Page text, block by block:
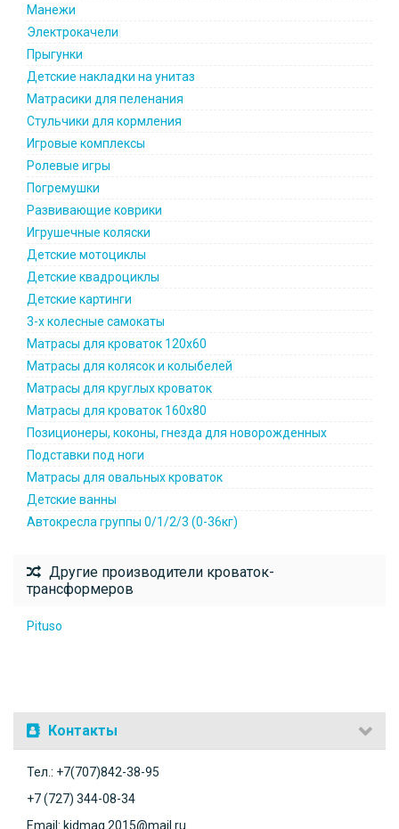
Манежи
Электрокачели
Прыгунки
Детские накладки на унитаз
Матрасики для пеленания
Стульчики для кормления
Игровые комплексы
Ролевые игры
Погремушки
Развивающие коврики
Игрушечные коляски
Детские мотоциклы
Детские квадроциклы
Детские картинги
3-х колесные самокаты
Матрасы для кроваток 120х60
Матрасы для колясок и колыбелей
Матрасы для круглых кроваток
Матрасы для кроваток 160х80
Позиционеры, коконы, гнезда для новорожденных
Подставки под ноги
Матрасы для овальных кроваток
Детские ванны
Автокресла группы 0/1/2/3 (0-36кг)
Другие производители кроваток-
трансформеров
Pituso
Контакты
Тел.: +7(707)842-38-95
+7 (727) 344-08-34
Email: kidmag.2015@mail.ru